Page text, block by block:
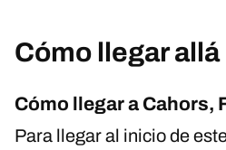
Cómo llegar allá
Cómo llegar a Cahors,
Para llegar al inicio de